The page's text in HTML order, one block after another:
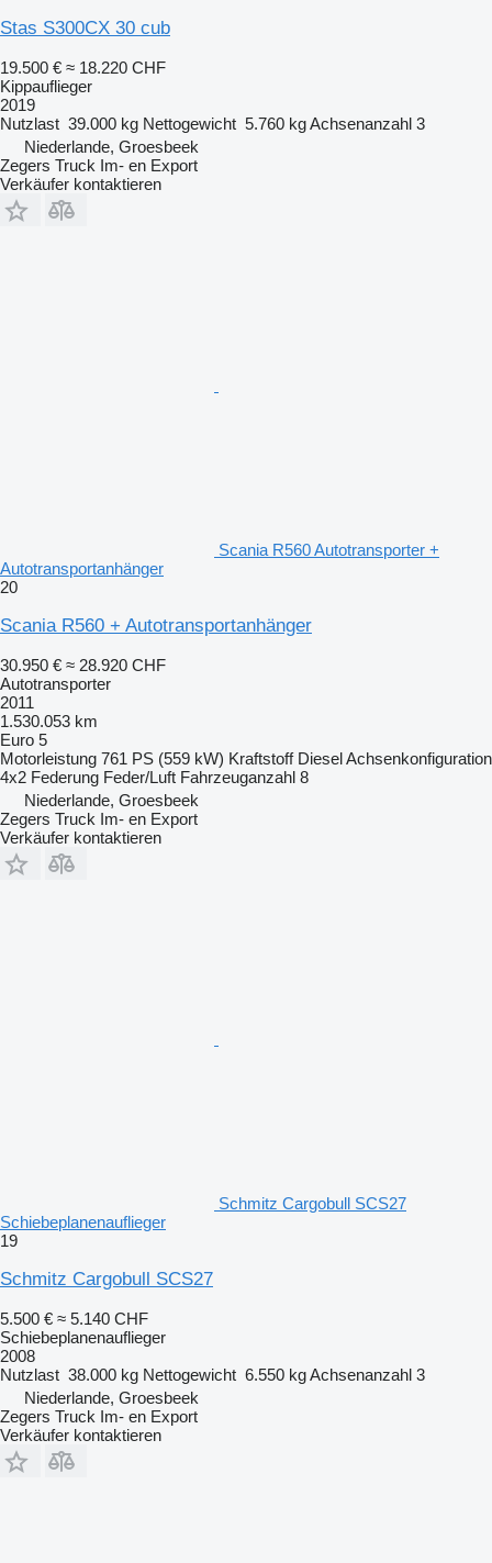
Stas S300CX 30 cub
19.500 € ≈ 18.220 CHF
Kippauflieger
2019
Nutzlast 39.000 kg Nettogewicht 5.760 kgAchsenanzahl 3
Niederlande, Groesbeek
Zegers Truck Im- en Export
Verkäufer kontaktieren
Scania R560 Autotransporter +
Autotransportanhänger
20
Scania R560 + Autotransportanhänger
30.950 € ≈ 28.920 CHF
Autotransporter
2011
1.530.053 km
Euro 5
Motorleistung 761 PS (559 kW) Kraftstoff DieselAchsenkonfiguration
4x2 Federung Feder/Luft Fahrzeuganzahl 8
Niederlande, Groesbeek
Zegers Truck Im- en Export
Verkäufer kontaktieren
Schmitz Cargobull SCS27
Schiebeplanenauflieger
19
Schmitz Cargobull SCS27
5.500 € ≈ 5.140 CHF
Schiebeplanenauflieger
2008
Nutzlast 38.000 kg Nettogewicht 6.550 kgAchsenanzahl 3
Niederlande, Groesbeek
Zegers Truck Im- en Export
Verkäufer kontaktieren